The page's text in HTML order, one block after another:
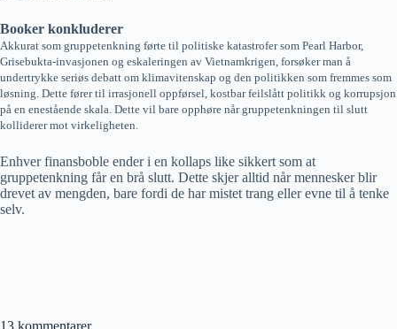
Booker konkluderer
Akkurat som gruppetenkning førte til politiske katastrofer som Pearl Harbor,
Grisebukta-invasjonen og eskaleringen av Vietnamkrigen, forsøker man å
undertrykke seriøs debatt om klimavitenskap og den politikken som fremmes som
løsning. Dette fører til irrasjonell oppførsel, kostbar feilslått politikk og korrupsjon
på en enestående skala. Dette vil bare opphøre når gruppetenkningen til slutt
kolliderer mot virkeligheten.
Enhver finansboble ender i en kollaps like sikkert som at
gruppetenkning får en brå slutt. Dette skjer alltid når mennesker blir
drevet av mengden, bare fordi de har mistet trang eller evne til å tenke
selv.
13 kommentarer